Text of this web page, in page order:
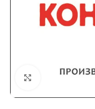
Click to enlarge